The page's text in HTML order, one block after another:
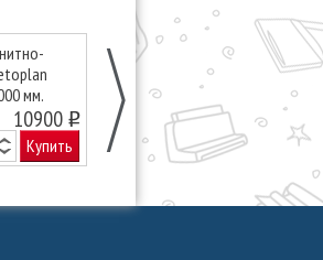
мм.
10900 o
Купить
Доска белая
маркерная
серии SP,